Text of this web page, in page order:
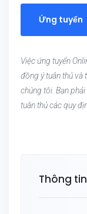
Ứng tuyển
Việc ứng tuyển
đồng ý tuân thủ và
chúng tôi. Bạn
tuân thủ các quy
Thông